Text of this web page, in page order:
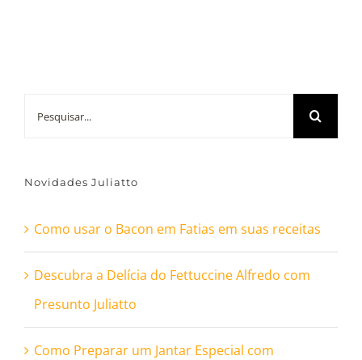
Novidades Juliatto
Como usar o Bacon em Fatias em suas receitas
Descubra a Delícia do Fettuccine Alfredo com
Presunto Juliatto
Como Preparar um Jantar Especial com